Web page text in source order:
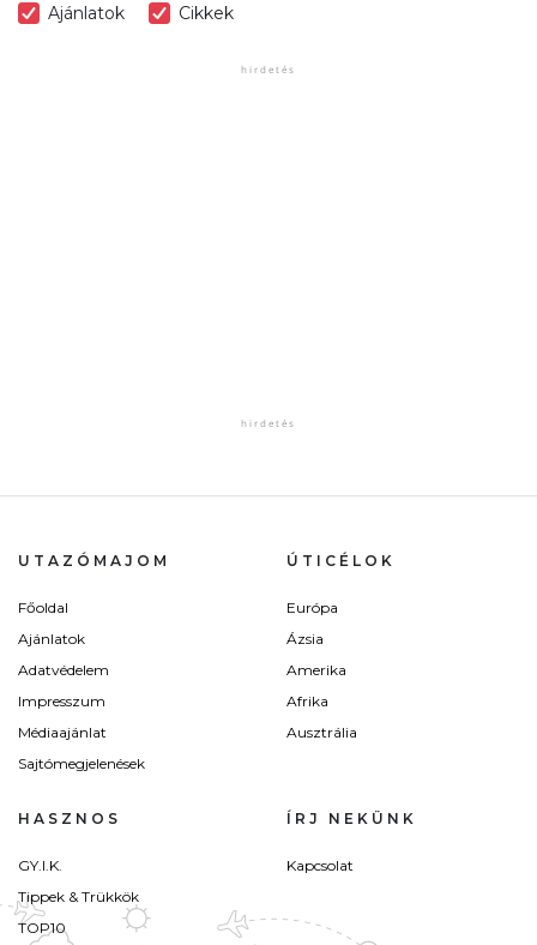
Ajánlatok Cikkek
UTAZÓMAJOM
Főoldal
Ajánlatok
Adatvédelem
Impresszum
Médiaajánlat
Sajtómegjelenések
ÚTICÉLOK
Európa
Ázsia
Amerika
Afrika
Ausztrália
HASZNOS
GY.I.K.
Tippek & Trükkök
TOP10
ÍRJ NEKÜNK
Kapcsolat